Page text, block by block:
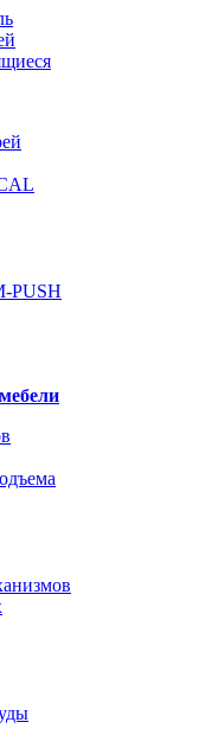
PUSH